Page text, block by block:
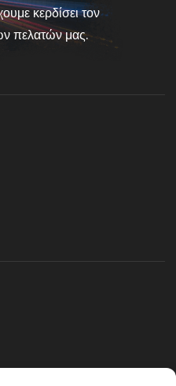
κερδίσει τον
πελατών μας.